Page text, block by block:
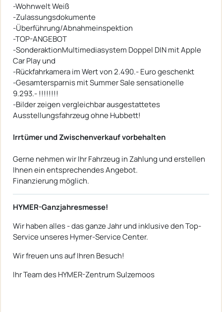
-Wohnwelt Weiß
-Zulassungsdokumente
-Überführung/Abnahmeinspektion
-TOP-ANGEBOT
-SonderaktionMultimediasystem Doppel DIN mit Apple
Car Play und
-Rückfahrkamera im Wert von 2.490.- Euro geschenkt
-Gesamtersparnis mit Summer Sale sensationelle
9.293.- !!!!!!!!
-Bilder zeigen vergleichbar ausgestattetes
Ausstellungsfahrzeug ohne Hubbett!
Irrtümer und Zwischenverkauf vorbehalten
Gerne nehmen wir Ihr Fahrzeug in Zahlung und erstellen
Ihnen ein entsprechendes Angebot.
Finanzierung möglich.
HYMER-Ganzjahresmesse!
Wir haben alles - das ganze Jahr und inklusive den Top-
Service unseres Hymer-Service Center.
Wir freuen uns auf Ihren Besuch!
Ihr Team des HYMER-Zentrum Sulzemoos